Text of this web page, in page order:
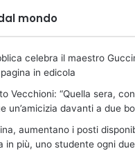
mondo
celebra il maestro
in edicola
Vecchioni: “Quella sera,
un’amicizia davanti a due
aumentano i posti
in più, uno studente ogni